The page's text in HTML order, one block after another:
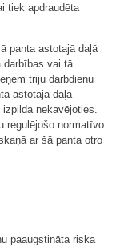
tiek apdraudēta
panta astotajā daļā
darbības vai tā
triju darbdienu
astotajā daļā
nekavējoties.
regulējošo normatīvo
ar šā panta otro
paaugstināta riska